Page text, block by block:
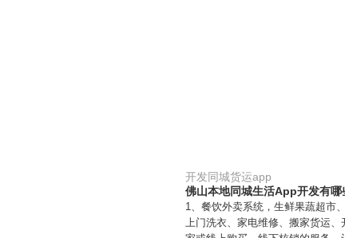
开发同城货运app
佛山本地同城生活App开发有哪
1、餐饮外卖系统，生鲜果蔬超市
上门洗衣、家电维修、搬家货运